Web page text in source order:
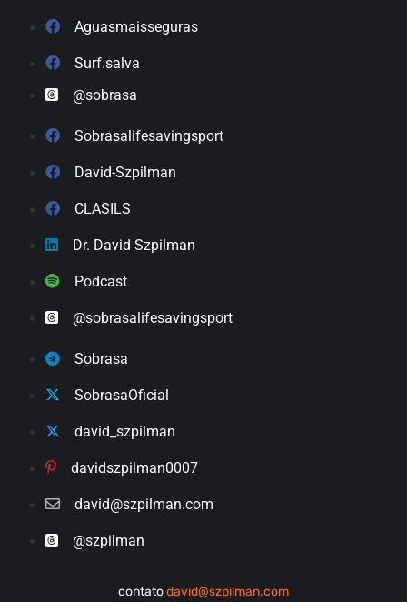
Aguasmaisseguras
Surf.salva
@sobrasa
Sobrasalifesavingsport
David-Szpilman
CLASILS
Dr. David Szpilman
Podcast
@sobrasalifesavingsport
Sobrasa
SobrasaOficial
david_szpilman
davidszpilman0007
david@szpilman.com
@szpilman
contatodavid@szpilman.com